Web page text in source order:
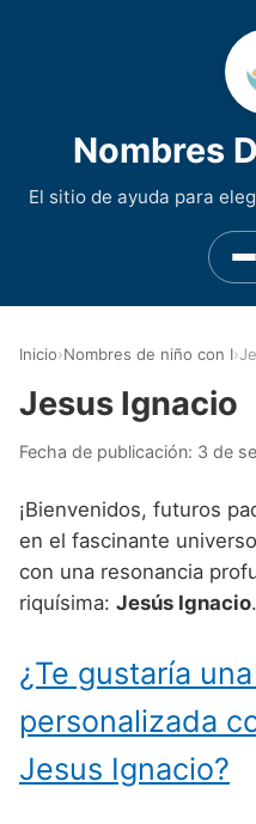
Nombres
El sitio de ayuda para
Nombres de
Nombres de
Nombres de
Nombres de niño
Nombres de
Nombres de
Nombres de
Nombres
Nombres
Nombres
Nombres de
Nombres de
Nombres
Nombres
Nombres
Nombres de
Nombres
Nombres
Nombres
Nombres de
Nombres
Nombres de
Nombres de
Inicio›Nombres de niño con I›
Jesus Ignacio
Fecha de publicación: 3 de
¡Bienvenidos, futuros
en el fascinante
con una resonancia
riquísima: Jesús Ignacio.
¿Te gustaría
personalizada
Jesus Ignacio?